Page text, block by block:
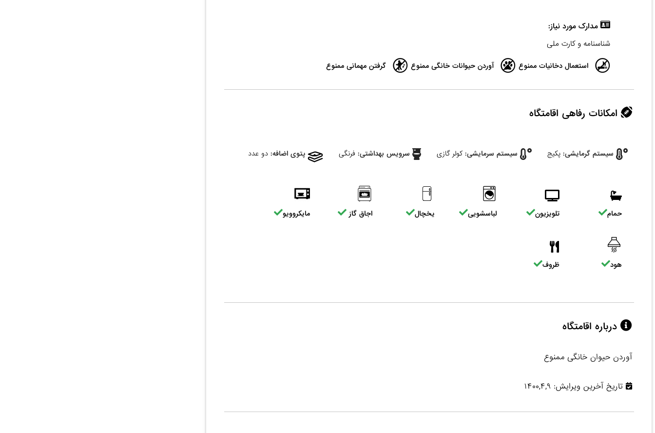
مدارک مورد نیاز:
شناسنامه و کارت ملی
استعمال دخانیات ممنوع آوردن حیوانات خانگی ممنوع گرفتن مهمانی ممنوع
امکانات رفاهی اقامتگاه
سیستم گرمایشی: پکیج سیستم سرمایشی: کولر گازی سرویس بهداشتی: فرنگی پتوی اضافه: دو عدد
حمام تلویزیون لباسشویی یخچال اجاق گاز مایکروویو
هود ظروف
درباره اقامتگاه
آوردن حیوان خانگی ممنوع
تاریخ آخرین ویرایش: ۱۴۰۰,۴,۹